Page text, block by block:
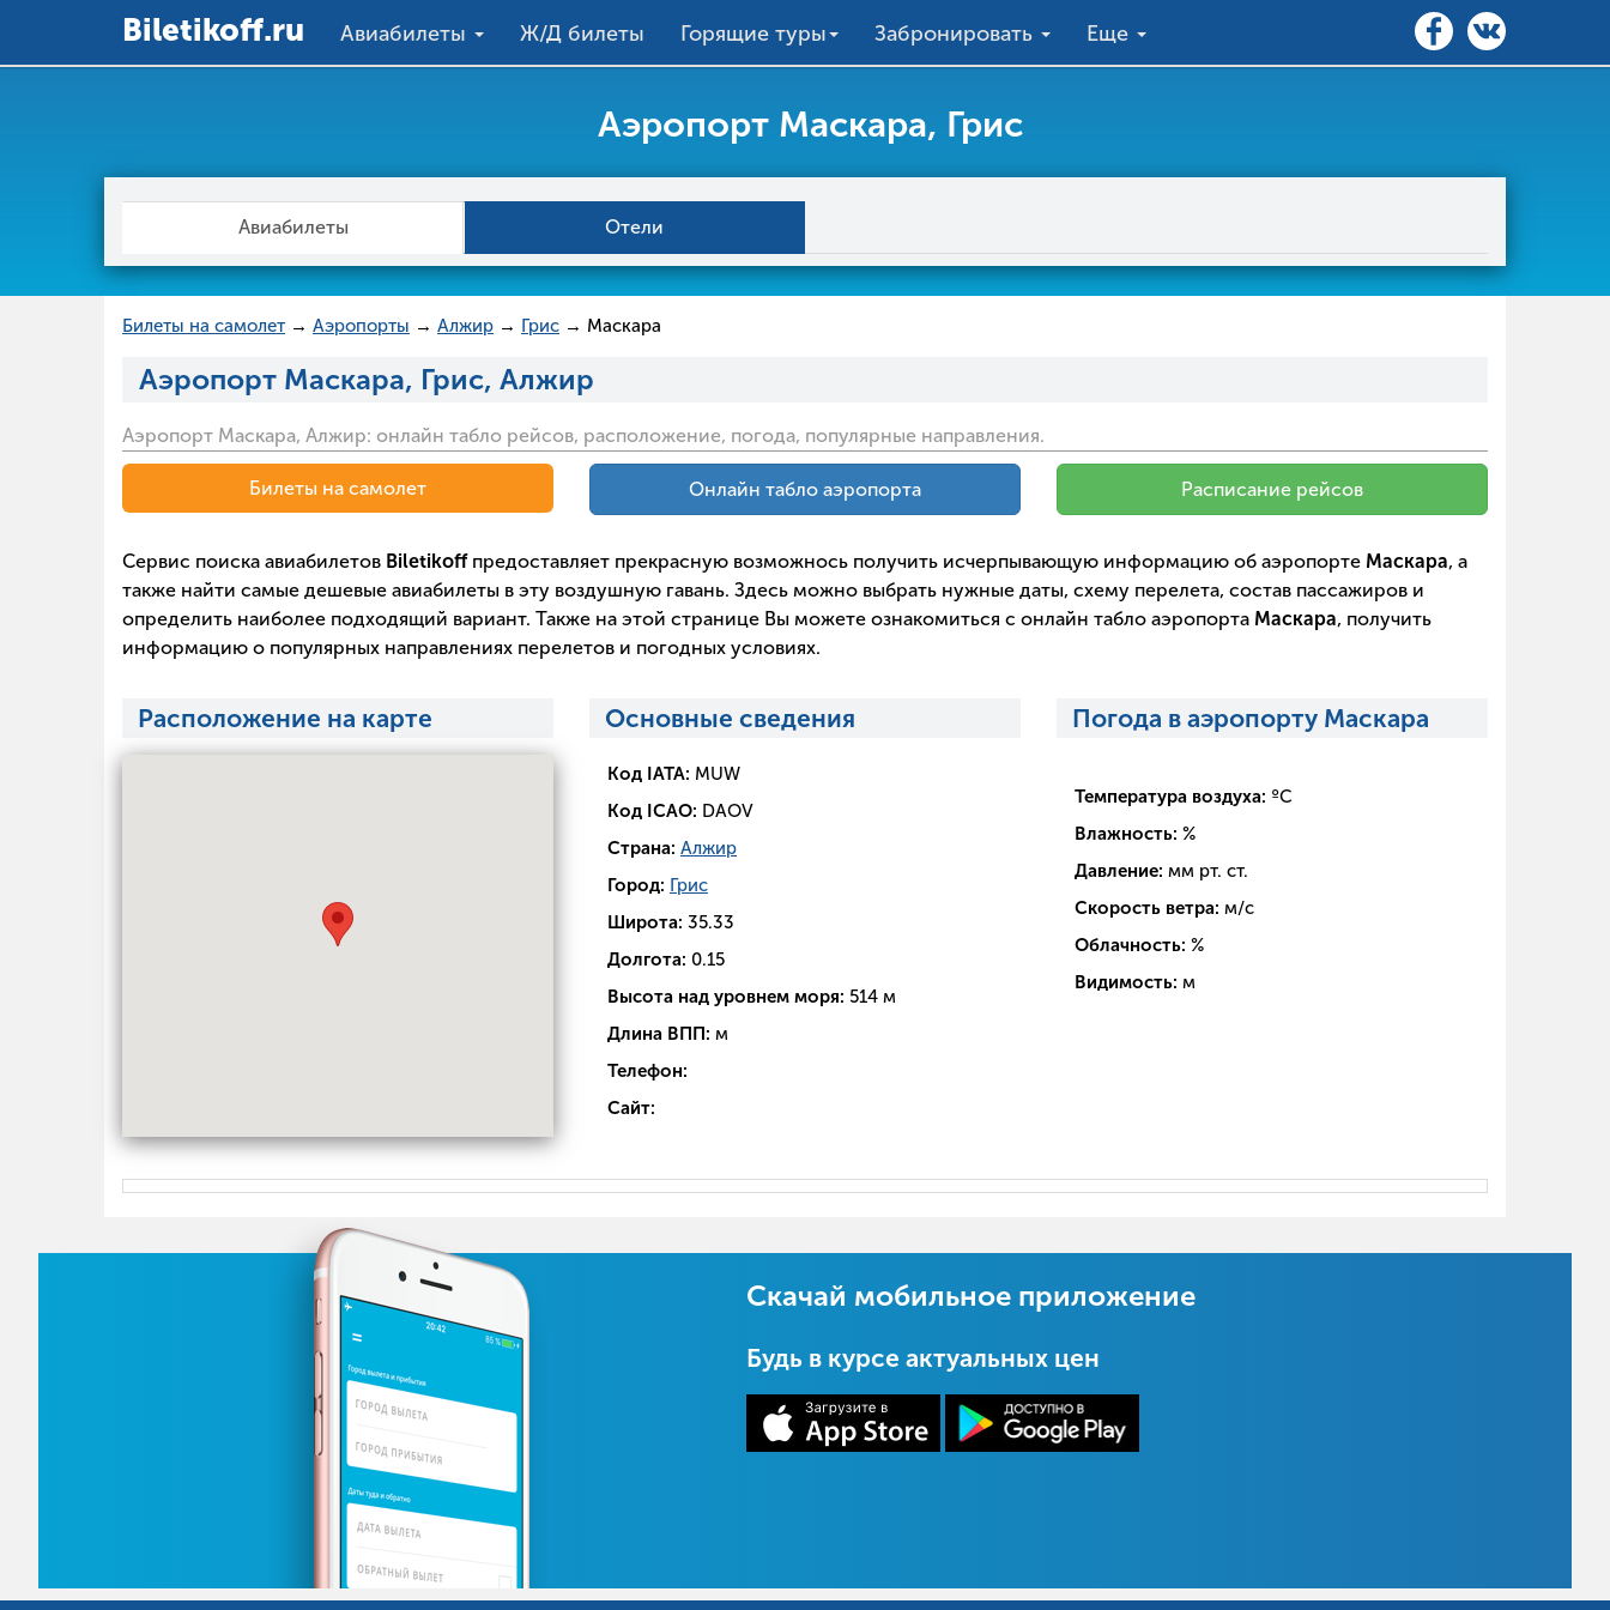
Вiletikoff.ru Авиабилеты Ж/Д билеты Горящие туры Забронировать Еще
Аэропорт Маскара, Грис
Авиабилеты Отели
Билеты на самолет → Аэропорты → Алжир → Грис → Маскара
Аэропорт Маскара, Грис, Алжир
Аэропорт Маскара, Алжир: онлайн табло рейсов, расположение, погода, популярные направления.
Билеты на самолет Онлайн табло аэропорта Расписание рейсов
Сервис поиска авиабилетов Biletikoffпредоставляет прекрасную возможнось получить исчерпывающую информацию об аэропорте Маскара, а
также найти самые дешевые авиабилеты в эту воздушную гавань. Здесь можно выбрать нужные даты, схему перелета, состав пассажиров и
определить наиболее подходящий вариант. Также на этой странице Вы можете ознакомиться с онлайн табло аэропорта Маскара, получить
информацию о популярных направлениях перелетов и погодных условиях.
Расположение на карте Основные сведения
Код IATA: MUW
Код ICAO: DAOV
Страна: Алжир
Город: Грис
Широта: 35.33
Долгота: 0.15
Высота над уровнем моря: 514 м
Длина ВПП: м
Телефон:
Сайт:
Погода в аэропорту Маскара
Температура воздуха: ºC
Влажность: %
Давление: мм рт. ст.
Скорость ветра: м/с
Облачность: %
Видимость: м
Скачай мобильное приложение
Будь в курсе актуальных цен